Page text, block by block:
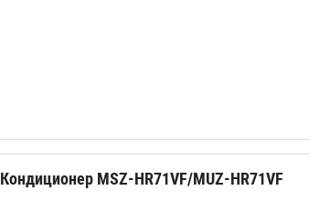
Кондиционер MSZ-HR71VF/MUZ-HR71VF